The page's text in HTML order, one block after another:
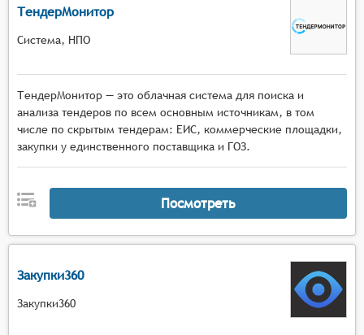
возможность фильтрации и сортировки
информации о тендерах по ключевым
параметрам (например, по отрасли, региону,
новых тендерах, соответствующих их
интересам и заданным критериям поиска;
предоставление доступа к подробной
информации о тендерах, включая условия
участия, требования к участникам и
инструменты для сравнения условий различных
тендеров и оценки их привлекательности для
ТендерМонитор
Система, НПО
ТендерМонитор — это облачная система для поиска и
анализа тендеров по всем основным источникам, в том
числе по скрытым тендерам: ЕИС, коммерческие площадки,
закупки у единственного поставщика и ГОЗ.
Посмотреть
Закупки360
Закупки360